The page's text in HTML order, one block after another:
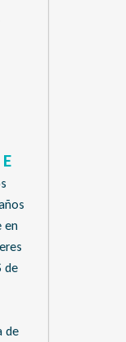
en
de
de